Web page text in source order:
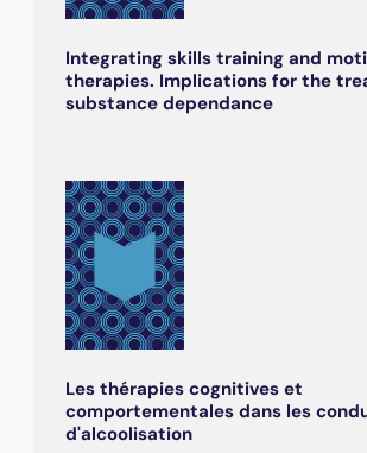
Integrating skills training and
therapies. Implications for the
substance dependance
Les thérapies cognitives et
comportementales dans les
d'alcoolisation